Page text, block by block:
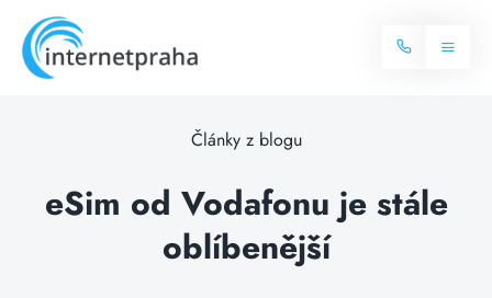
content
Toggle
Balíčky internetu
Televize
Články z blogu
eSim od Vodafonu je stále
oblíbenější